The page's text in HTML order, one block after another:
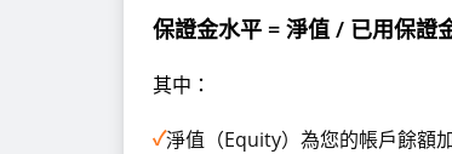
保證金水平 = 淨值 / 已用保證
其中：
✓淨值（Equity）為您的帳戶餘額